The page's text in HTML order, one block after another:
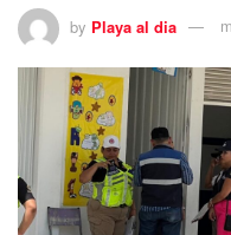
by Playa al dia